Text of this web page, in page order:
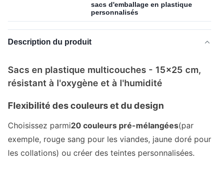
sacs d'emballage en plastique
personnalisés
Description du produit
Sacs en plastique multicouches - 15x25 cm,
résistant à l'oxygène et à l'humidité
Flexibilité des couleurs et du design
Choisissez parmi20 couleurs pré-mélangées(par
exemple, rouge sang pour les viandes, jaune doré pour
les collations) ou créer des teintes personnalisées.